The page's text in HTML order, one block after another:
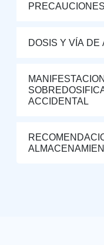
DOSIS Y VÍA DE
ACCIDENTAL